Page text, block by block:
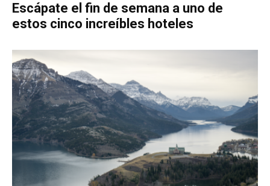
Escápate el fin de semana a uno de
estos cinco increíbles hoteles